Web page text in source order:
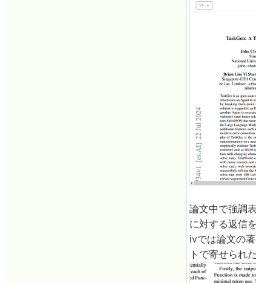
論文中で強調
に対する返信
ivでは論文の
トで寄せられ